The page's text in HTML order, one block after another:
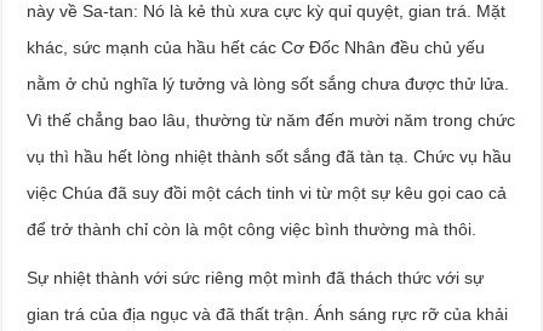
này về Sa-tan: Nó là kẻ thù xưa cực kỳ quỉ quyệt, gian trá. Mặt
khác, sức mạnh của hầu hết các Cơ Đốc Nhân đều chủ yếu
nằm ở chủ nghĩa lý tưởng và lòng sốt sắng chưa được thử lửa.
Vì thế chẳng bao lâu, thường từ năm đến mười năm trong chức
vụ thì hầu hết lòng nhiệt thành sốt sắng đã tàn tạ. Chức vụ hầu
việc Chúa đã suy đồi một cách tinh vi từ một sự kêu gọi cao cả
để trở thành chỉ còn là một công việc bình thường mà thôi.
Sự nhiệt thành với sức riêng một mình đã thách thức với sự
gian trá của địa ngục và đã thất trận. Ánh sáng rực rỡ của khải